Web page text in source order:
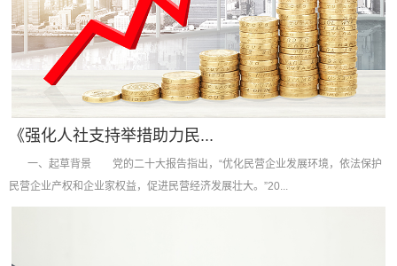
《强化人社支持举措助力民...
一、起草背景 党的二十大报告指出，“优化民营企业发展环境，依法保护
民营企业产权和企业家权益，促进民营经济发展壮大。”20...